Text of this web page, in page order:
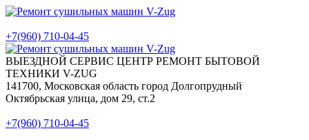
+7(960) 710-04-45
ВЫЕЗДНОЙ СЕРВИС ЦЕНТР РЕМОНТ БЫТОВОЙ
ТЕХНИКИ V-ZUG
141700, Московская область город Долгопрудный
Октябрьская улица, дом 29, ст.2
+7(960) 710-04-45